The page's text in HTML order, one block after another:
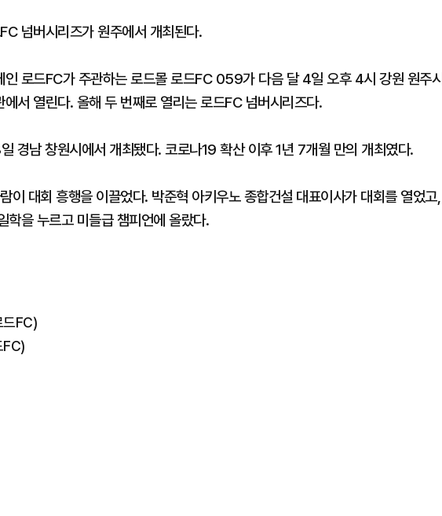
넘버시리즈가 원주에서 개최된다.
인 로드FC가 주관하는 로드몰 로드FC 059가 다음 달 4일 오후 4시 강원 원주시
서 열린다. 올해 두 번째로 열리는 로드FC 넘버시리즈다.
경남 창원시에서 개최됐다. 코로나19 확산 이후 1년 7개월 만의 개최였다.
이 대회 흥행을 이끌었다. 박준혁 아키우노 종합건설 대표이사가 대회를 열었고,
학을 누르고 미들급 챔피언에 올랐다.
드FC)
FC)